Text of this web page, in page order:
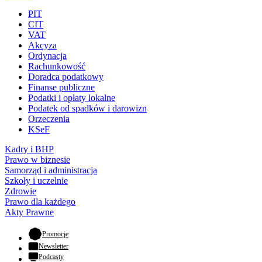
PIT
CIT
VAT
Akcyza
Ordynacja
Rachunkowość
Doradca podatkowy
Finanse publiczne
Podatki i opłaty lokalne
Podatek od spadków i darowizn
Orzeczenia
KSeF
Kadry i BHP
Prawo w biznesie
Samorząd i administracja
Szkoły i uczelnie
Zdrowie
Prawo dla każdego
Akty Prawne
Promocje- otwiera się w nowej karcie
Newsletter
Podcasty